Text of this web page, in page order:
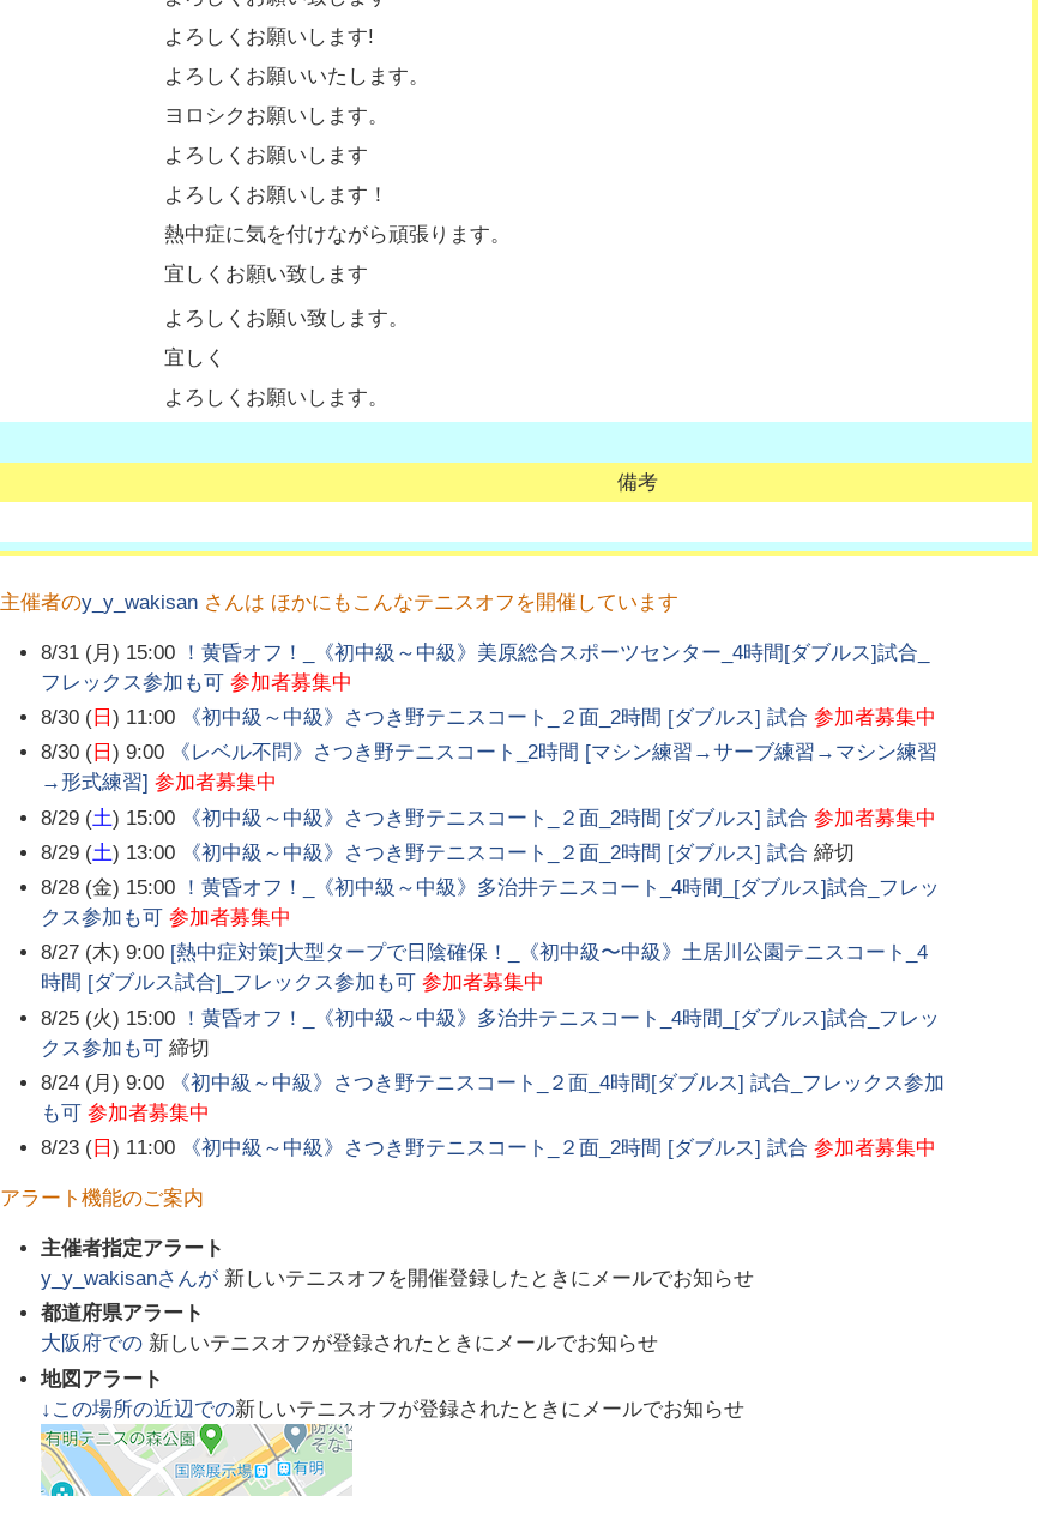
よろしくお願いします!
よろしくお願いいたします。
ヨロシクお願いします。
よろしくお願いします
よろしくお願いします！
熱中症に気を付けながら頑張ります。
宜しくお願い致します
よろしくお願い致します。
宜しく
よろしくお願いします。
備考
主催者のy_y_wakisan さんは ほかにもこんなテニスオフを開催しています
8/31 (月) 15:00
！黄昏オフ！_《初中級～中級》美原総合スポーツセンター_4時間[ダブルス]試合_
フレックス参加も可 参加者募集中
8/30 (日 ) 11:00 《初中級～中級》さつき野テニスコート_２面_2時間 [ダブルス] 試合 参加者募集中
8/30 (日 ) 9:00
《レベル不問》さつき野テニスコート_2時間 [マシン練習→サーブ練習→マシン練習
→形式練習] 参加者募集中
8/29 (土) 15:00 《初中級～中級》さつき野テニスコート_２面_2時間 [ダブルス] 試合 参加者募集中
8/29 (土) 13:00 《初中級～中級》さつき野テニスコート_２面_2時間 [ダブルス] 試合 締切
8/28 (金) 15:00
！黄昏オフ！_《初中級～中級》多治井テニスコート_4時間_[ダブルス]試合_フレッ
クス参加も可 参加者募集中
8/27 (木) 9:00 [熱中症対策]大型タープで日陰確保！_《初中級〜中級》土居川公園テニスコート_4
時間 [ダブルス試合]_フレックス参加も可 参加者募集中
8/25 (火) 15:00
！黄昏オフ！_《初中級～中級》多治井テニスコート_4時間_[ダブルス]試合_フレッ
クス参加も可 締切
8/24 (月) 9:00
《初中級～中級》さつき野テニスコート_２面_4時間[ダブルス] 試合_フレックス参加
も可 参加者募集中
8/23 (日 ) 11:00 《初中級～中級》さつき野テニスコート_２面_2時間 [ダブルス] 試合 参加者募集中
アラート機能のご案内
主催者指定アラート
y_y_wakisanさんが 新しいテニスオフを開催登録したときにメールでお知らせ
都道府県アラート
大阪府での 新しいテニスオフが登録されたときにメールでお知らせ
地図アラート
↓この場所の近辺での新しいテニスオフが登録されたときにメールでお知らせ